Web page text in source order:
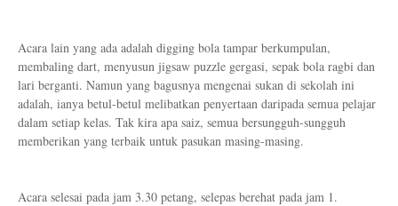
Acara lain yang ada adalah digging bola tampar berkumpulan,
membaling dart, menyusun jigsaw puzzle gergasi, sepak bola ragbi dan
lari berganti. Namun yang bagusnya mengenai sukan di sekolah ini
adalah, ianya betul-betul melibatkan penyertaan daripada semua pelajar
dalam setiap kelas. Tak kira apa saiz, semua bersungguh-sungguh
memberikan yang terbaik untuk pasukan masing-masing.
Acara selesai pada jam 3.30 petang, selepas berehat pada jam 1.